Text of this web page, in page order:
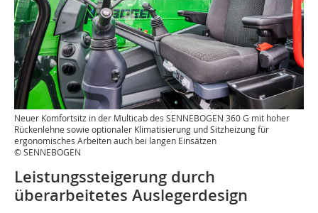
Neuer Komfortsitz in der Multicab des SENNEBOGEN 360 G mit hoher
Rückenlehne sowie optionaler Klimatisierung und Sitzheizung für
ergonomisches Arbeiten auch bei langen Einsätzen
© SENNEBOGEN
Leistungssteigerung durch
überarbeitetes Auslegerdesign